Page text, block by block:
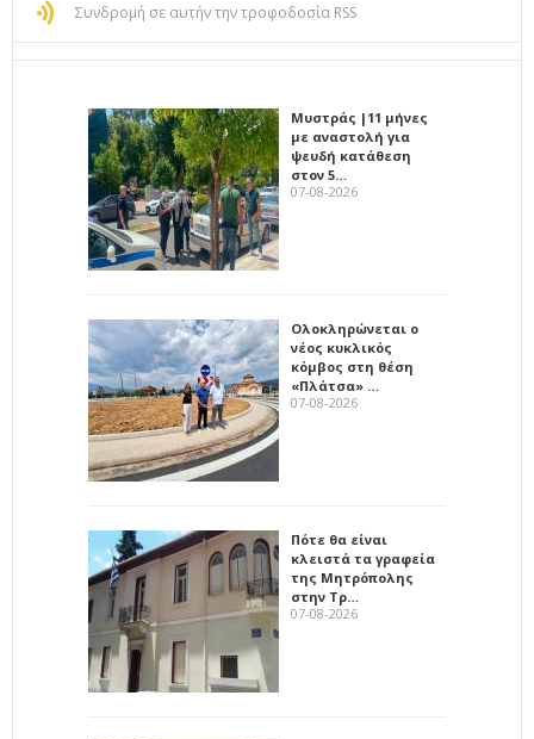
Συνδρομή σε αυτήν την τροφοδοσία RSS
Μυστράς |11 μήνες
με αναστολή για
ψευδή κατάθεση
στον 5…
07-08-2026
Ολοκληρώνεται ο
νέος κυκλικός
κόμβος στη θέση
«Πλάτσα» …
07-08-2026
Πότε θα είναι
κλειστά τα γραφεία
της Μητρόπολης
στην Τρ…
07-08-2026